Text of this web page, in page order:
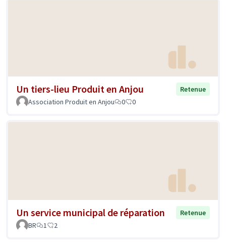
Un tiers-lieu Produit en Anjou
Retenue
Association Produit en Anjou
0 0
Un service municipal de réparation
Retenue
BR
1 2